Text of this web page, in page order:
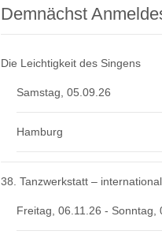
Demnächst
Die Leichtigkeit des Singens
Samstag, 05.09.26
Hamburg
38. Tanzwerkstatt –
Freitag, 06.11.26 - Sonntag,